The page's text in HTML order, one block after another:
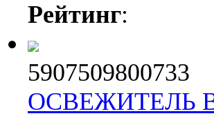
Рейтинг:
5907509800733
ОСВЕЖИТЕЛЬ